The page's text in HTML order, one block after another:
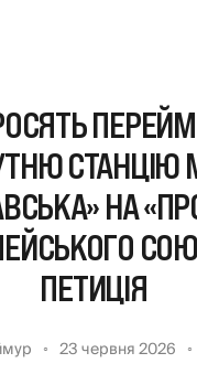
СТАНЦІЮ
НА
ПЕТИЦІЯ
23 червня 2026